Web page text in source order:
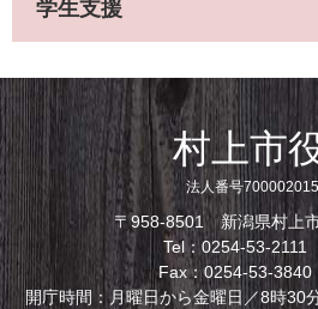
学生支援
村上市
法人番号
〒958-8501 新潟県村上
Tel：0254-53-2111
Fax：0254-53-3840
開庁時間：月曜日から金曜日／8時30